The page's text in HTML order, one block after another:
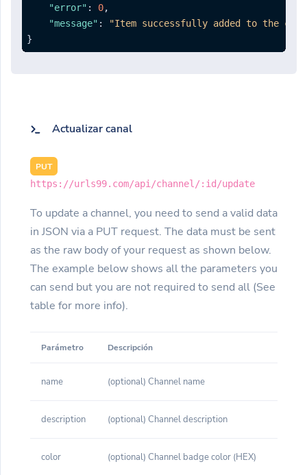
"error" : 0,
"message" :
"Item successfully added to the
}
Actualizar canal
PUT
https://urls99.com/api/channel/:id/update
To update a channel, you need to send a valid data
in JSON via a PUT request. The data must be sent
as the raw body of your request as shown below.
The example below shows all the parameters you
can send but you are not required to send all (See
table for more info).
Parámetro Descripción
name (optional) Channel name
description (optional) Channel description
color (optional) Channel badge color (HEX)